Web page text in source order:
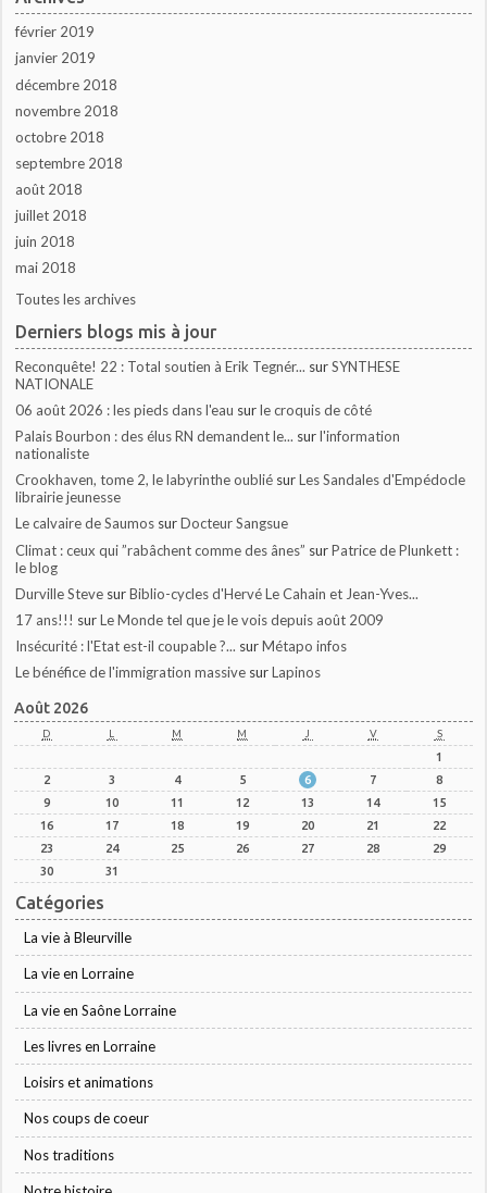
février 2019
janvier 2019
décembre 2018
novembre 2018
octobre 2018
septembre 2018
août 2018
juillet 2018
juin 2018
mai 2018
Toutes les archives
Derniers blogs mis à jour
Reconquête! 22 : Total soutien à Erik Tegnér... surSYNTHESE
NATIONALE
06 août 2026 : les pieds dans l'eau surle croquis de côté
Palais Bourbon : des élus RN demandent le... surl'information
nationaliste
Crookhaven, tome 2, le labyrinthe oublié surLes Sandales d'Empédocle
librairie jeunesse
Le calvaire de Saumos surDocteur Sangsue
Climat : ceux qui ”rabâchent comme des ânes” surPatrice de Plunkett :
le blog
Durville Steve surBiblio-cycles d'Hervé Le Cahain et Jean-Yves...
17 ans!!! surLe Monde tel que je le vois depuis août 2009
Insécurité : l'Etat est-il coupable ?... surMétapo infos
Le bénéfice de l'immigration massive surLapinos
Août 2026
D L M M J V S
1
2
3 4 5 6 7
8
9
10 11 12 13 14
15
16
17 18 19 20 21
22
23
24 25 26 27 28
29
30
31
Catégories
La vie à Bleurville
La vie en Lorraine
La vie en Saône Lorraine
Les livres en Lorraine
Loisirs et animations
Nos coups de coeur
Nos traditions